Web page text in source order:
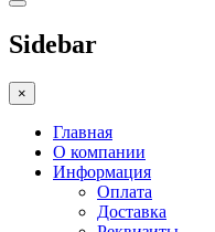
Sidebar
×
Главная
О компании
Информация
Оплата
Доставка